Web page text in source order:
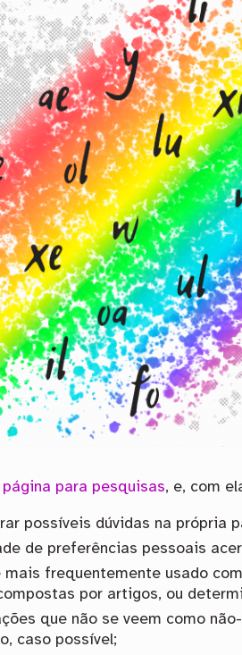
página para pesquisas, e, com
possíveis dúvidas na própria
de preferências pessoais
frequentemente usado
por artigos, ou
que não se veem como
caso possível;